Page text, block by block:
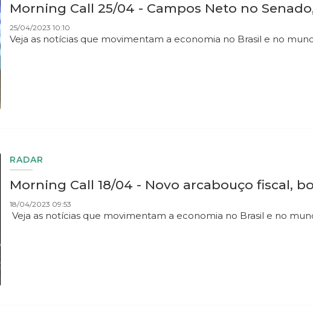
Morning Call 25/04 - Campos Neto no
25/04/2023 10:10
Veja as notícias que movimentam a economia no Brasil e no
RADAR
Morning Call 18/04 - Novo arcabouço fiscal,
18/04/2023 09:53
Veja as notícias que movimentam a economia no Brasil e no